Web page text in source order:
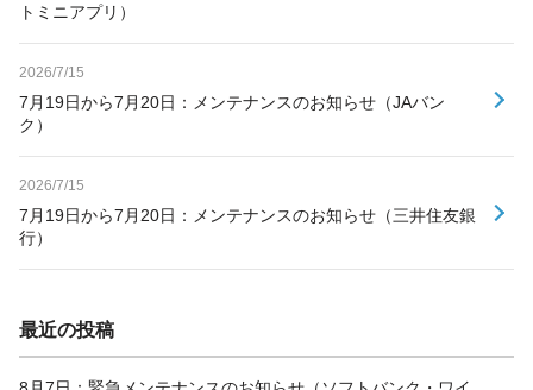
トミニアプリ）
2026/7/15
7月19日から7月20日：メンテナンスのお知らせ（JAバン
ク）
2026/7/15
7月19日から7月20日：メンテナンスのお知らせ（三井住友銀
行）
最近の投稿